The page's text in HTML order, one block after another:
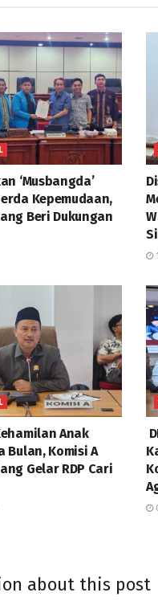
‘Musbangda’
Kepemudaan,
Beri Dukungan
Anak
Bulan, Komisi A
Gelar RDP Cari
about this post